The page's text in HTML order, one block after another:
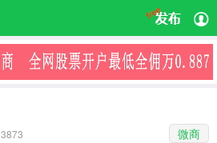
3873
微商